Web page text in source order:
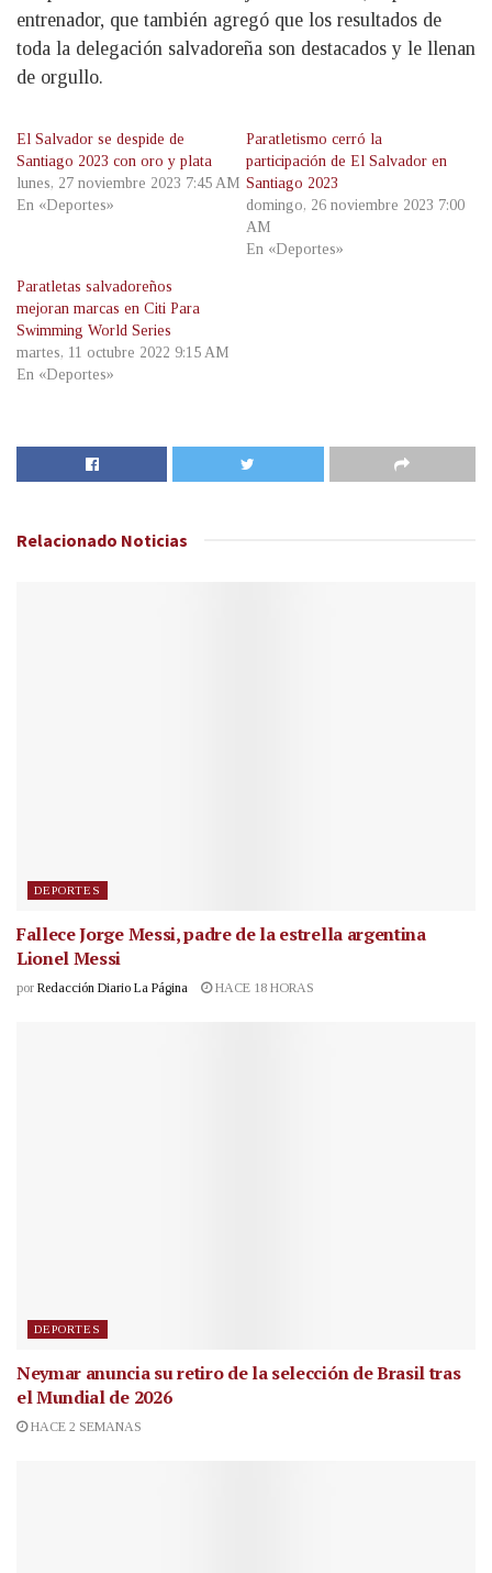
entrenador, que también agregó que los resultados de
toda la delegación salvadoreña son destacados y le llenan
de orgullo.
El Salvador se despide de
Santiago 2023 con oro y plata
lunes, 27 noviembre 2023 7:45 AM
En «Deportes»
Paratletismo cerró la
participación de El Salvador en
Santiago 2023
domingo, 26 noviembre 2023 7:00
AM
En «Deportes»
Paratletas salvadoreños
mejoran marcas en Citi Para
Swimming World Series
martes, 11 octubre 2022 9:15 AM
En «Deportes»
Relacionado Noticias
DEPORTES
Fallece Jorge Messi, padre de la estrella argentina
Lionel Messi
por Redacción Diario La Página HACE 18 HORAS
DEPORTES
Neymar anuncia su retiro de la selección de Brasil tras
el Mundial de 2026
HACE 2 SEMANAS